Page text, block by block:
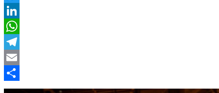
Twitter
LinkedIn
WhatsApp
Telegram
Email
Compartir